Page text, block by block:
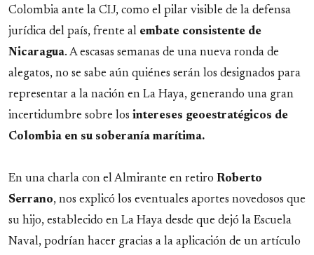
Colombia ante la CIJ, como el pilar visible de la defensa
jurídica del país, frente al embate consistente de
Nicaragua. A escasas semanas de una nueva ronda de
alegatos, no se sabe aún quiénes serán los designados para
representar a la nación en La Haya, generando una gran
incertidumbre sobre los intereses geoestratégicos de
Colombia en su soberanía marítima.
En una charla con el Almirante en retiro Roberto
Serrano, nos explicó los eventuales aportes novedosos que
su hijo, establecido en La Haya desde que dejó la Escuela
Naval, podrían hacer gracias a la aplicación de un artículo